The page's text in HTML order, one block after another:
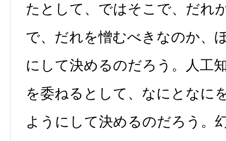
たとして、ではそこで、だれ
で、だれを憎むべきなのか、
にして決めるのだろう。人工
を委ねるとして、なにとなに
ようにして決めるのだろう。